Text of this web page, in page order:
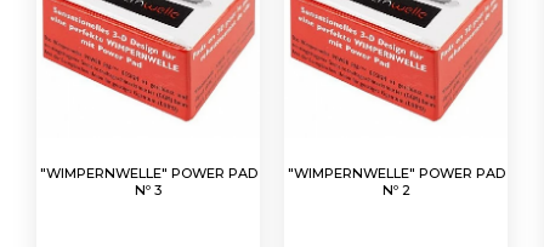
"WIMPERNWELLE" POWER PAD
Nº 3
"WIMPERNWELLE" POWER PAD
Nº 2